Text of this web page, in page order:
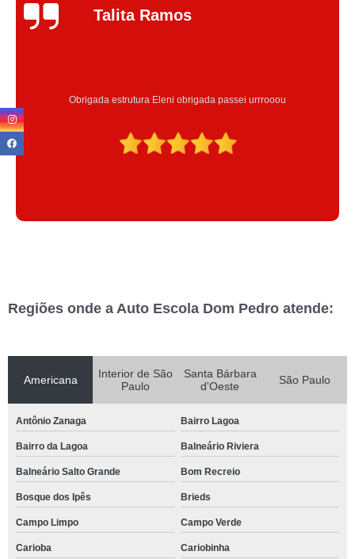
Jhenifer
Correia
Excelente atendimento , a Instrutora Eleni maravilhosa atenciosa
Regiões onde a Auto Escola Dom Pedro atende:
Americana
Interior de São
Paulo
Santa Bárbara
d'Oeste
São Paulo
Antônio Zanaga Bairro Lagoa
Bairro da Lagoa Balneário Riviera
Balneário Salto Grande Bom Recreio
Bosque dos Ipês Brieds
Campo Limpo Campo Verde
Carioba Cariobinha